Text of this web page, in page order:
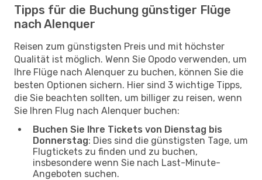
Tipps für die Buchung günstiger Flüge
nach Alenquer
Reisen zum günstigsten Preis und mit höchster
Qualität ist möglich. Wenn Sie Opodo verwenden, um
Ihre Flüge nach Alenquer zu buchen, können Sie die
besten Optionen sichern. Hier sind 3 wichtige Tipps,
die Sie beachten sollten, um billiger zu reisen, wenn
Sie Ihren Flug nach Alenquer buchen:
Buchen Sie Ihre Tickets von Dienstag bis
Donnerstag: Dies sind die günstigsten Tage, um
Flugtickets zu finden und zu buchen,
insbesondere wenn Sie nach Last-Minute-
Angeboten suchen.